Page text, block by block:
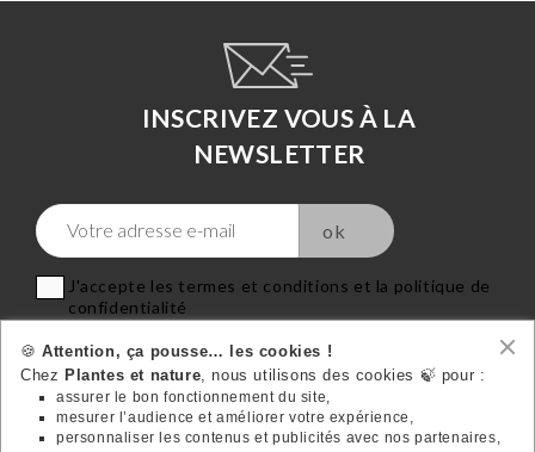
INSCRIVEZ VOUS À LA
NEWSLETTER
J'accepte les termes et conditions et la politique de
confidentialité
VOTRE COMPTE 
🍪Attention, ça pousse… les cookies !
Chez Plantes et nature, nous utilisons des cookies 🍃 pour :
assurer le bon fonctionnement du site,
mesurer l’audience et améliorer votre expérience,
personnaliser les contenus et publicités avec nos partenaires,